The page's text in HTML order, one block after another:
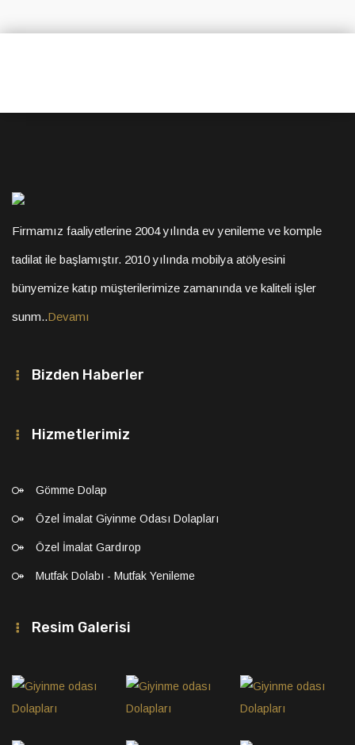
Firmamız faaliyetlerine 2004 yılında ev yenileme ve komple
tadilat ile başlamıştır. 2010 yılında mobilya atölyesini
bünyemize katıp müşterilerimize zamanında ve kaliteli işler
sunm..Devamı
Bizden Haberler
Hizmetlerimiz
Gömme Dolap
Özel İmalat Giyinme Odası Dolapları
Özel İmalat Gardırop
Mutfak Dolabı - Mutfak Yenileme
Resim Galerisi